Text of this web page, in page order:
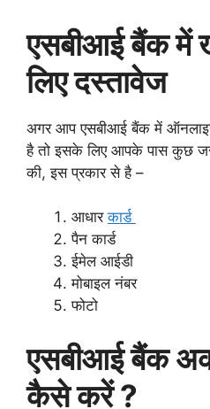
एसबीआई बैंक में
लिए दस्तावेज
अगर आप एसबीआई बैंक में
है तो इसके लिए आपके पास कुछ
की, इस प्रकार से है –
आधारकार्ड
पैन कार्ड
ईमेल आईडी
मोबाइल नंबर
फोटो
एसबीआई बैंक
कैसे करें ?